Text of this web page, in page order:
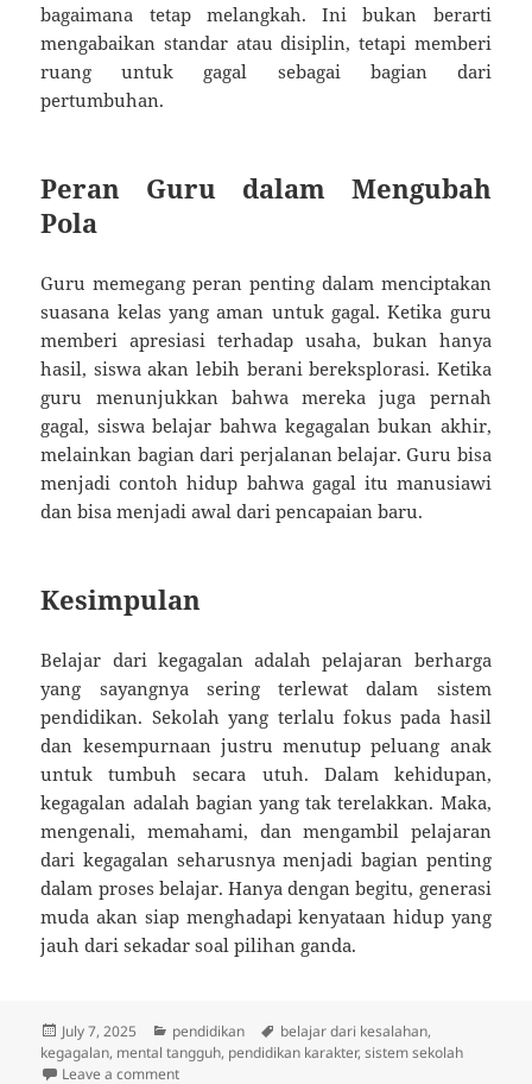
bagaimana tetap melangkah. Ini bukan berarti
mengabaikan standar atau disiplin, tetapi memberi
ruang untuk gagal sebagai bagian dari
pertumbuhan.
Peran Guru dalam Mengubah
Pola
Guru memegang peran penting dalam menciptakan
suasana kelas yang aman untuk gagal. Ketika guru
memberi apresiasi terhadap usaha, bukan hanya
hasil, siswa akan lebih berani bereksplorasi. Ketika
guru menunjukkan bahwa mereka juga pernah
gagal, siswa belajar bahwa kegagalan bukan akhir,
melainkan bagian dari perjalanan belajar. Guru bisa
menjadi contoh hidup bahwa gagal itu manusiawi
dan bisa menjadi awal dari pencapaian baru.
Kesimpulan
Belajar dari kegagalan adalah pelajaran berharga
yang sayangnya sering terlewat dalam sistem
pendidikan. Sekolah yang terlalu fokus pada hasil
dan kesempurnaan justru menutup peluang anak
untuk tumbuh secara utuh. Dalam kehidupan,
kegagalan adalah bagian yang tak terelakkan. Maka,
mengenali, memahami, dan mengambil pelajaran
dari kegagalan seharusnya menjadi bagian penting
dalam proses belajar. Hanya dengan begitu, generasi
muda akan siap menghadapi kenyataan hidup yang
jauh dari sekadar soal pilihan ganda.
Posted
on
July 7, 2025 Categories
pendidikan Tags
belajar dari kesalahan,
kegagalan, mental tangguh, pendidikan karakter,sistem sekolah
Leave a commenton Belajar dari Gagal: Pelajaran Berharga yang